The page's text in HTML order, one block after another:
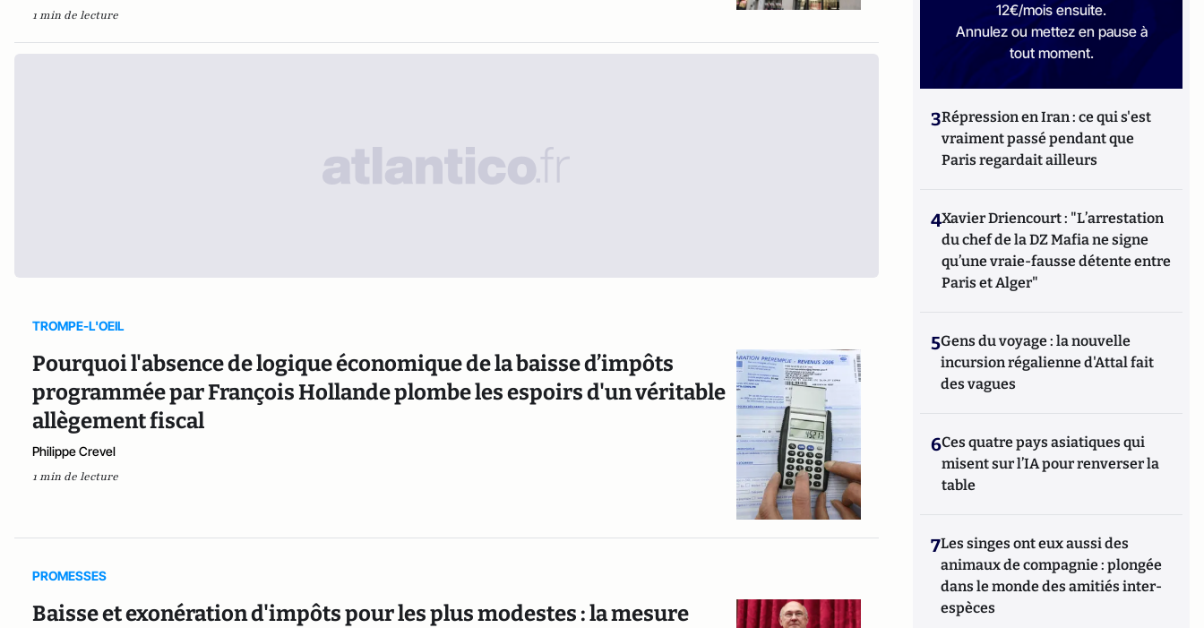
1 min de lecture
TROMPE-L'OEIL
Pourquoi l'absence de logique économique de la baisse d’impôts
programmée par François Hollande plombe les espoirs d'un véritable
allègement fiscal
Philippe Crevel
1 min de lecture
PROMESSES
Baisse et exonération d'impôts pour les plus modestes : la mesure
12€/mois ensuite.
Annulez ou mettez en pause à
tout moment.
3Répression en Iran : ce qui s'est
vraiment passé pendant que
Paris regardait ailleurs
4Xavier Driencourt : "L’arrestation
du chef de la DZ Mafia ne signe
qu’une vraie-fausse détente entre
Paris et Alger"
5Gens du voyage : la nouvelle
incursion régalienne d'Attal fait
des vagues
6Ces quatre pays asiatiques qui
misent sur l’IA pour renverser la
table
7Les singes ont eux aussi des
animaux de compagnie : plongée
dans le monde des amitiés inter-
espèces